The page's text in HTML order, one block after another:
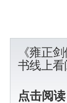
《雍正
书线上看
点击阅